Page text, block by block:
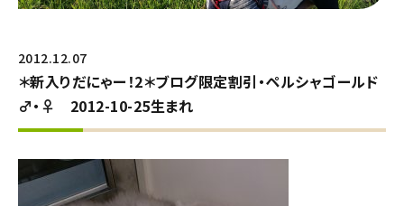
2012.12.07
＊新入りだにゃー！2＊ブログ限定割引・ペルシャゴールド
♂・♀ 2012-10-25生まれ